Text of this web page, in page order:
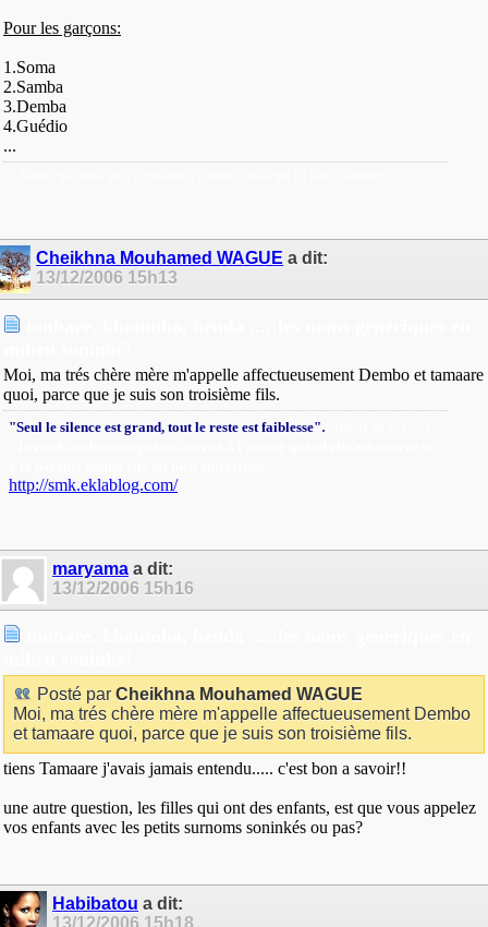
Pour les garçons:
1.Soma
2.Samba
3.Demba
4.Guédio
...
Cheikhna Mouhamed WAGUE a dit:
13/12/2006 15h13
Moi, ma trés chère mère m'appelle affectueusement Dembo et tamaare
quoi, parce que je suis son troisième fils.
"Seul le silence est grand, tout le reste est faiblesse".
http://smk.eklablog.com/
maryama a dit:
13/12/2006 15h16
Posté par Cheikhna Mouhamed WAGUE
Moi, ma trés chère mère m'appelle affectueusement Dembo
et tamaare quoi, parce que je suis son troisième fils.
tiens Tamaare j'avais jamais entendu..... c'est bon a savoir!!
une autre question, les filles qui ont des enfants, est que vous appelez
vos enfants avec les petits surnoms soninkés ou pas?
Habibatou a dit:
13/12/2006 15h18